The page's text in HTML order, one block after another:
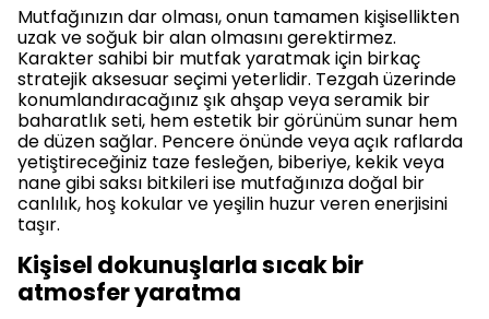
Mutfağınızın dar olması, onun tamamen kişisellikten
uzak ve soğuk bir alan olmasını gerektirmez.
Karakter sahibi bir mutfak yaratmak için birkaç
stratejik aksesuar seçimi yeterlidir. Tezgah üzerinde
konumlandıracağınız şık ahşap veya seramik bir
baharatlık seti, hem estetik bir görünüm sunar hem
de düzen sağlar. Pencere önünde veya açık raflarda
yetiştireceğiniz taze fesleğen, biberiye, kekik veya
nane gibi saksı bitkileri ise mutfağınıza doğal bir
canlılık, hoş kokular ve yeşilin huzur veren enerjisini
taşır.
Kişisel dokunuşlarla sıcak bir
atmosfer yaratma